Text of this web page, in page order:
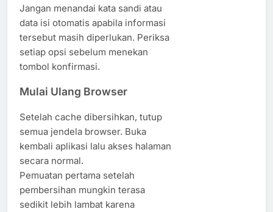
Jangan menandai kata sandi atau
data isi otomatis apabila informasi
tersebut masih diperlukan. Periksa
setiap opsi sebelum menekan
tombol konfirmasi.
Mulai Ulang Browser
Setelah cache dibersihkan, tutup
semua jendela browser. Buka
kembali aplikasi lalu akses halaman
secara normal.
Pemuatan pertama setelah
pembersihan mungkin terasa
sedikit lebih lambat karena